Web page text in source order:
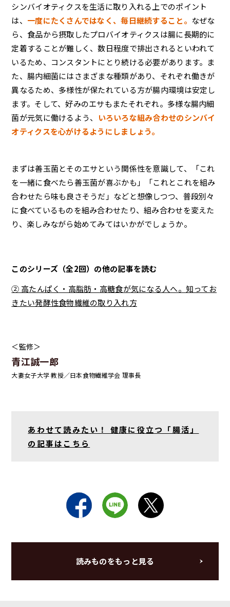
シンバイオティクスを生活に取り入れる上でのポイント
は、 一度にたくさんではなく、毎日継続すること。 なぜな
ら、食品から摂取したプロバイオティクスは腸に長期的に
定着することが難しく、数日程度で排出されるといわれて
いるため、コンスタントにとり続ける必要があります。ま
た、腸内細菌にはさまざまな種類があり、それぞれ働きが
異なるため、多様性が保たれている方が腸内環境は安定し
ます。そして、好みのエサもまたそれぞれ。多様な腸内細
菌が元気に働けるよう、
いろいろな組み合わせのシンバイ
オティクスを心がけるようにしましょう。
まずは善玉菌とそのエサという関係性を意識して、「これ
を一緒に食べたら善玉菌が喜ぶかも」「これとこれを組み
合わせたら味も良さそうだ」などと想像しつつ、普段別々
に食べているものを組み合わせたり、組み合わせを変えた
り、楽しみながら始めてみてはいかがでしょうか。
このシリーズ（全2回）の他の記事を読む
② 高たんぱく・高脂肪・高糖食が気になる人へ。知ってお
きたい発酵性食物繊維の取り入れ方
＜監修＞
青江誠一郎
大妻女子大学 教授／日本食物繊維学会 理事長
あわせて読みたい！ 健康に役立つ「腸活」
の記事はこちら
読みものをもっと見る